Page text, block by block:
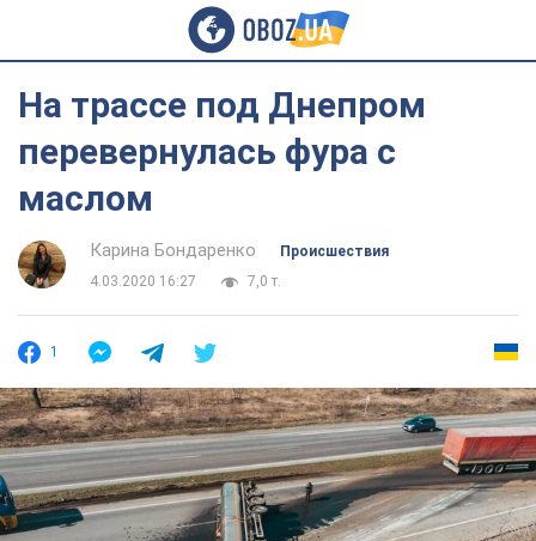
На трассе под Днепром
перевернулась фура с
маслом
Карина Бондаренко
Происшествия
4.03.2020 16:27
7,0 т.
1